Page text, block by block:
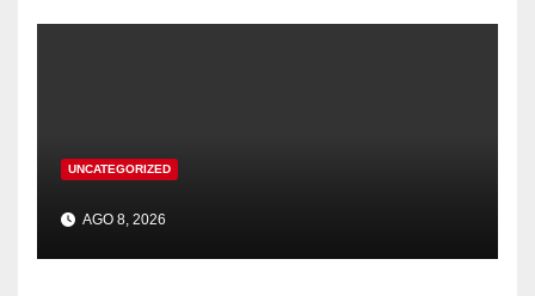
UNCATEGORIZED
AGO 8, 2026